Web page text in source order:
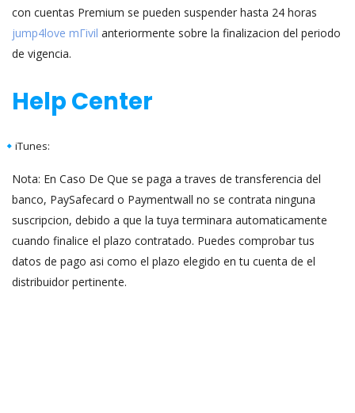
con cuentas Premium se pueden suspender hasta 24 horas
jump4love mГіvil anteriormente sobre la finalizacion del periodo
de vigencia.
Help Center
iTunes:
Nota: En Caso De Que se paga a traves de transferencia del
banco, PaySafecard o Paymentwall no se contrata ninguna
suscripcion, debido a que la tuya terminara automaticamente
cuando finalice el plazo contratado. Puedes comprobar tus
datos de pago asi­ como el plazo elegido en tu cuenta de el
distribuidor pertinente.